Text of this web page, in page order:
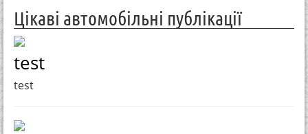
Цікаві автомобільні публікації
test
test